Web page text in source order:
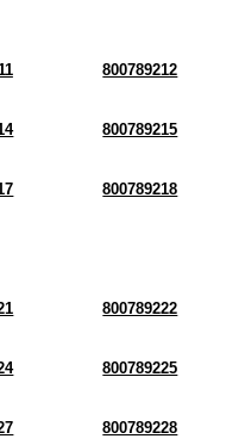
800789212
800789215
800789218
800789222
800789225
800789228